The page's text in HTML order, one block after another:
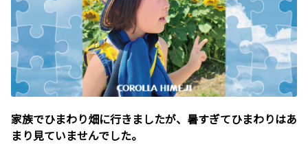
家族でひまわり畑に行きましたが、暑すぎてひまわりはあ
まり見ていませんでした。